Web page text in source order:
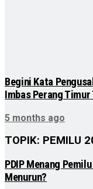
Begini Kata
Imbas Perang Timur
5 months ago
TOPIK: PEMILU
PDIP Menang
Menurun?